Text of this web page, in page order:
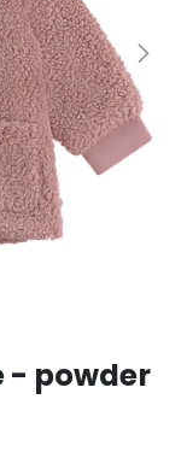
- powder